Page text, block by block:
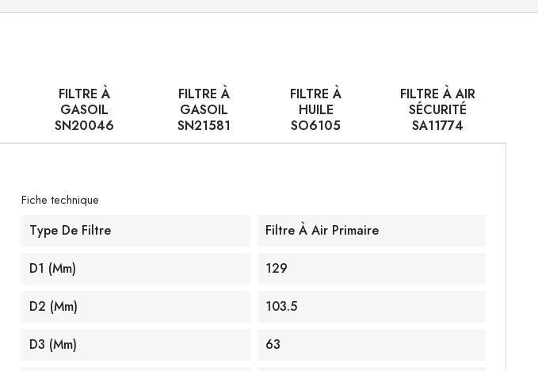
FILTRE À
GASOIL
SN20046
FILTRE À
GASOIL
SN21581
FILTRE À
HUILE
SO6105
FILTRE À AIR
SÉCURITÉ
SA11774
Fiche technique
Type De Filtre Filtre À Air Primaire
D1 (mm) 129
D2 (mm) 103.5
D3 (mm) 63